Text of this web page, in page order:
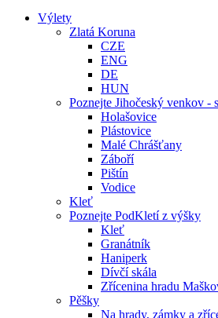
Výlety
Zlatá Koruna
CZE
ENG
DE
HUN
Poznejte Jihočeský venkov -
Holašovice
Plástovice
Malé Chrášťany
Záboří
Pištín
Vodice
Kleť
Poznejte PodKletí z výšky
Kleť
Granátník
Haniperk
Dívčí skála
Zřícenina hradu
Pěšky
Na hrady, zámky a